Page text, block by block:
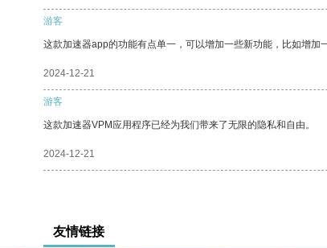
游客
这款加速器app的功能有点单一，可以增加一些新功能，比如增加
2024-12-21
游客
这款加速器VPM应用程序已经为我们带来了无限的隐私和自由。
2024-12-21
友情链接